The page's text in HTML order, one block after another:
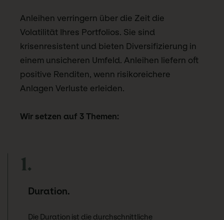
Anleihen verringern über die Zeit die
Volatilität Ihres Portfolios. Sie sind
krisenresistent und bieten Diversifizierung in
einem unsicheren Umfeld. Anleihen liefern oft
positive Renditen, wenn risikoreichere
Anlagen Verluste erleiden.
Wir setzen auf 3 Themen:
1.
Duration.
Die Duration ist die durchschnittliche